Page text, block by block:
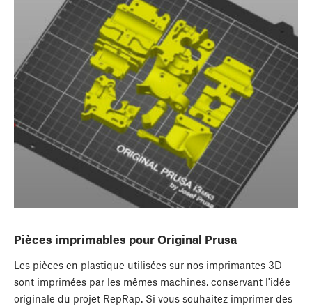
Pièces imprimables pour Original Prusa
Les pièces en plastique utilisées sur nos imprimantes 3D
sont imprimées par les mêmes machines, conservant l'idée
originale du projet RepRap. Si vous souhaitez imprimer des